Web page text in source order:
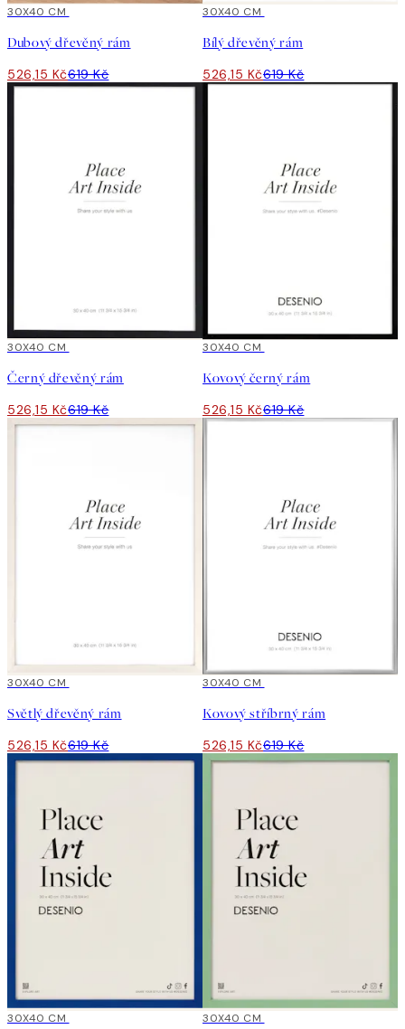
15%*
30X40 CM
Dubový dřevěný rám
526,15 Kč619 Kč
15%*
30X40 CM
Bílý dřevěný rám
526,15 Kč619 Kč
15%*
30X40 CM
Černý dřevěný rám
526,15 Kč619 Kč
15%*
30X40 CM
Kovový černý rám
526,15 Kč619 Kč
15%*
30X40 CM
Světlý dřevěný rám
526,15 Kč619 Kč
15%*
30X40 CM
Kovový stříbrný rám
526,15 Kč619 Kč
15%*
30X40 CM 15%*
30X40 CM